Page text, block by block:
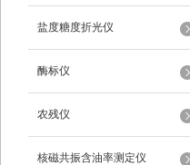
盐度糖度折光仪
酶标仪
农残仪
核磁共振含油率测定仪